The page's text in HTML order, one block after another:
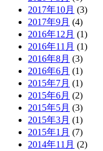
2017年10月 (3)
2017年9月 (4)
2016年12月 (1)
2016年11月 (1)
2016年8月 (3)
2016年6月 (1)
2015年7月 (1)
2015年6月 (2)
2015年5月 (3)
2015年3月 (1)
2015年1月 (7)
2014年11月 (2)